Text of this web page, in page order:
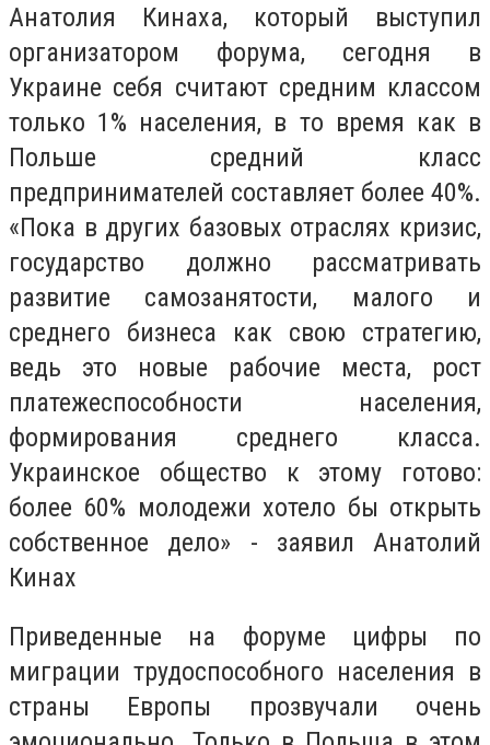
Анатолия Кинаха, который выступил
организатором форума, сегодня в
Украине себя считают средним классом
только 1% населения, в то время как в
Польше средний класс
предпринимателей составляет более 40%.
«Пока в других базовых отраслях кризис,
государство должно рассматривать
развитие самозанятости, малого и
среднего бизнеса как свою стратегию,
ведь это новые рабочие места, рост
платежеспособности населения,
формирования среднего класса.
Украинское общество к этому готово:
более 60% молодежи хотело бы открыть
собственное дело» - заявил Анатолий
Кинах
​Приведенные на форуме цифры по
миграции трудоспособного населения в
страны Европы ​​прозвучали очень